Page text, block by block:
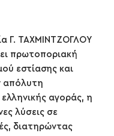
Γ. ΤΑΧΜΙΝΤΖΟΓΛΟΥ
πρωτοποριακή
εστίασης και
απόλυτη
αγοράς, η
λύσεις σε
διατηρώντας